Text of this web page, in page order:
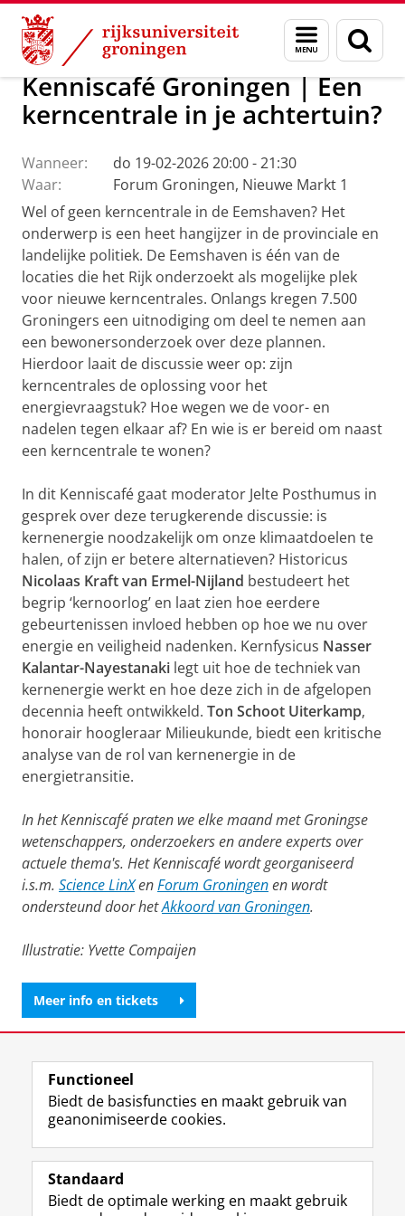
Skip
Content
Skip
Navigation
Menu
en
zoeken
Over ons Actueel Evenementen
Kenniscafé Groningen | Een
kerncentrale in je achtertuin?
Wanneer:
do 19-02-2026 20:00 - 21:30
Waar:
Forum Groningen, Nieuwe Markt 1
Wel of geen kerncentrale in de Eemshaven? Het
onderwerp is een heet hangijzer in de provinciale en
landelijke politiek. De Eemshaven is één van de
locaties die het Rijk onderzoekt als mogelijke plek
voor nieuwe kerncentrales. Onlangs kregen 7.500
Groningers een uitnodiging om deel te nemen aan
een bewonersonderzoek over deze plannen.
Hierdoor laait de discussie weer op: zijn
kerncentrales de oplossing voor het
energievraagstuk? Hoe wegen we de voor- en
nadelen tegen elkaar af? En wie is er bereid om naast
een kerncentrale te wonen?
In dit Kenniscafé gaat moderator Jelte Posthumus in
gesprek over deze terugkerende discussie: is
kernenergie noodzakelijk om onze klimaatdoelen te
halen, of zijn er betere alternatieven? Historicus
Nicolaas Kraft van Ermel-Nijland bestudeert het
begrip ‘kernoorlog’ en laat zien hoe eerdere
gebeurtenissen invloed hebben op hoe we nu over
energie en veiligheid nadenken. Kernfysicus Nasser
Kalantar-Nayestanaki legt uit hoe de techniek van
kernenergie werkt en hoe deze zich in de afgelopen
decennia heeft ontwikkeld. Ton Schoot Uiterkamp,
honorair hoogleraar Milieukunde, biedt een kritische
analyse van de rol van kernenergie in de
energietransitie.
In het Kenniscafé praten we elke maand met Groningse
wetenschappers, onderzoekers en andere experts over
actuele thema's. Het Kenniscafé wordt georganiseerd
i.s.m. Science LinXenForum Groningenen wordt
ondersteund door hetAkkoord van Groningen.
Illustratie: Yvette Compaijen
Meer info en tickets
Volg de RUG
F
a
e
L
i
k
R
S
-
I
n
t
Y
o
T
Studiekiezers
Functioneel
Biedt de basisfuncties en maakt gebruik van
geanonimiseerde cookies.
Standaard
Biedt de optimale werking en maakt gebruik